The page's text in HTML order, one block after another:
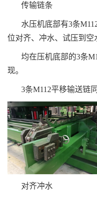
传输链条
水压机底部有3条
位对齐、冲水、试压到空
均在压机底部的3条
现。
3条M112平移输送链
对齐冲水